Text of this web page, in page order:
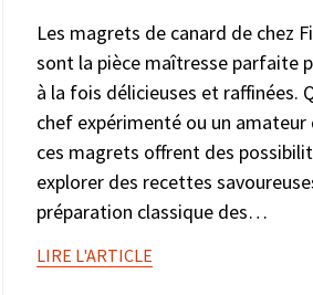
Les magrets de canard de chez
sont la pièce maîtresse parfaite
à la fois délicieuses et raffinées.
chef expérimenté ou un amateur
ces magrets offrent des
explorer des recettes
préparation classique des…
LIRE L'ARTICLE